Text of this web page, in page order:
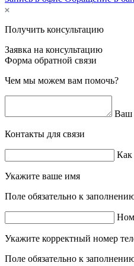
Получить консультацию
Заявка на консультацию
Форма обратной связи
Чем мы можем вам помочь?
Ваш
Контакты для связи
Как
Укажите ваше имя
Поле обязательно к
Укажите корректный номер
Поле обязательно к